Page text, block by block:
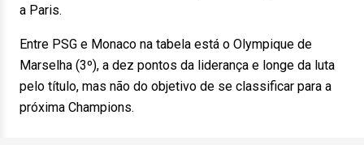
a Paris.
Entre PSG e Monaco na tabela está o Olympique de
Marselha (3º), a dez pontos da liderança e longe da luta
pelo título, mas não do objetivo de se classificar para a
próxima Champions.